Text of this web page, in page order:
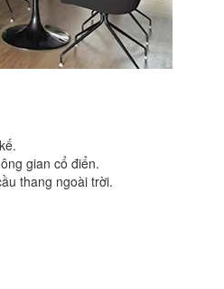
gian cổ điển.
thang ngoài trời.